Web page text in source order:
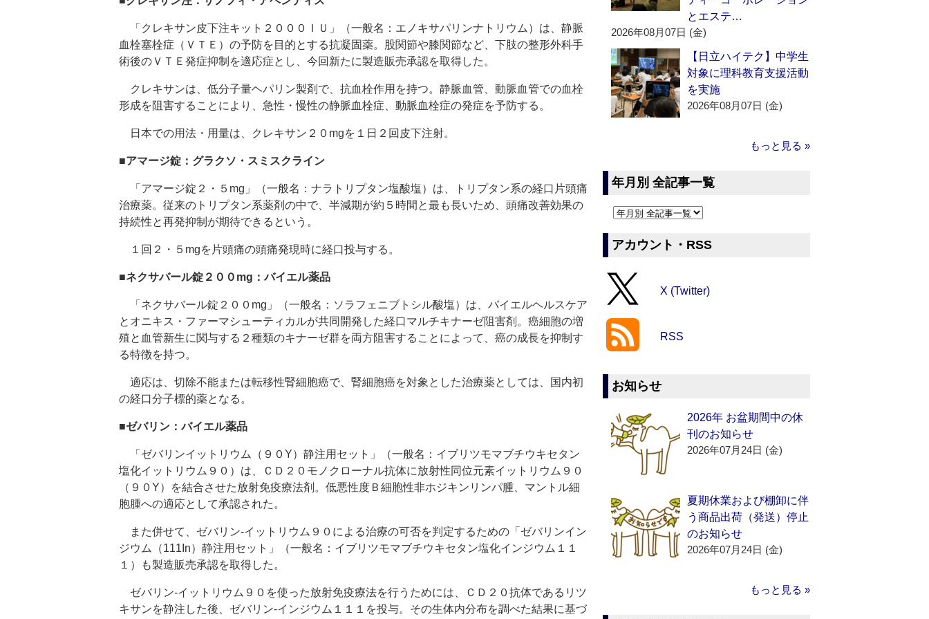
「クレキサン皮下注キット２０００ＩＵ」（一般名：エノキサパリンナトリウム）は、静脈
血栓塞栓症（ＶＴＥ）の予防を目的とする抗凝固薬。股関節や膝関節など、下肢の整形外科手
術後のＶＴＥ発症抑制を適応症とし、今回新たに製造販売承認を取得した。
クレキサンは、低分子量ヘパリン製剤で、抗血栓作用を持つ。静脈血管、動脈血管での血栓
形成を阻害することにより、急性・慢性の静脈血栓症、動脈血栓症の発症を予防する。
日本での用法・用量は、クレキサン２０mgを１日２回皮下注射。
■アマージ錠：グラクソ・スミスクライン
「アマージ錠２・５mg」（一般名：ナラトリプタン塩酸塩）は、トリプタン系の経口片頭痛
治療薬。従来のトリプタン系薬剤の中で、半減期が約５時間と最も長いため、頭痛改善効果の
持続性と再発抑制が期待できるという。
１回２・５mgを片頭痛の頭痛発現時に経口投与する。
■ネクサバール錠２００mg：バイエル薬品
「ネクサバール錠２００mg」（一般名：ソラフェニブトシル酸塩）は、バイエルヘルスケア
とオニキス・ファーマシューティカルが共同開発した経口マルチキナーゼ阻害剤。癌細胞の増
殖と血管新生に関与する２種類のキナーゼ群を両方阻害することによって、癌の成長を抑制す
る特徴を持つ。
適応は、切除不能または転移性腎細胞癌で、腎細胞癌を対象とした治療薬としては、国内初
の経口分子標的薬となる。
■ゼバリン：バイエル薬品
「ゼバリンイットリウム（９０Y）静注用セット」（一般名：イブリツモマブチウキセタン
塩化イットリウム９０）は、ＣＤ２０モノクローナル抗体に放射性同位元素イットリウム９０
（９０Y）を結合させた放射免疫療法剤。低悪性度Ｂ細胞性非ホジキンリンパ腫、マントル細
胞腫への適応として承認された。
また併せて、ゼバリン‐イットリウム９０による治療の可否を判定するための「ゼバリンイン
ジウム（111In）静注用セット」（一般名：イブリツモマブチウキセタン塩化インジウム１１
１）も製造販売承認を取得した。
ゼバリン‐イットリウム９０を使った放射免疫療法を行うためには、ＣＤ２０抗体であるリツ
キサンを静注した後、ゼバリン‐インジウム１１１を投与。その生体内分布を調べた結果に基づ
とエステ…
2026年08月07日 (金)
【日立ハイテク】中学生
対象に理科教育支援活動
を実施
2026年08月07日 (金)
もっと見る »
年月別 全記事一覧
アカウント・RSS
X (Twitter)
RSS
お知らせ
2026年 お盆期間中の休
刊のお知らせ
2026年07月24日 (金)
夏期休業および棚卸に伴
う商品出荷（発送）停止
のお知らせ
2026年07月24日 (金)
もっと見る »